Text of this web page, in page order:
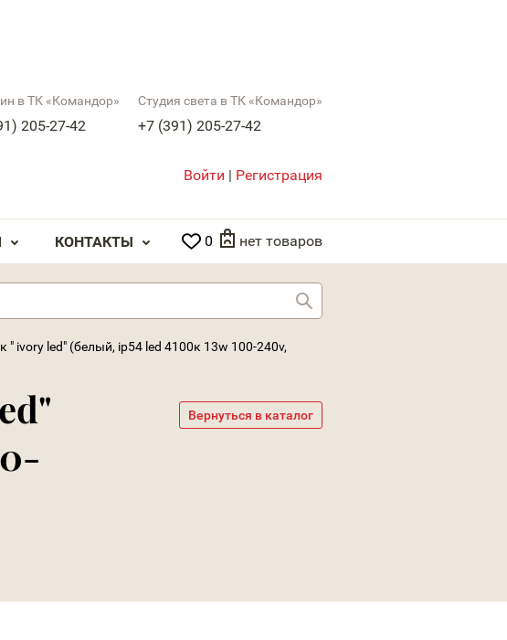
в ТК «Командор»
205-27-42
Студия света в ТК «Командор»
+7 (391) 205-27-42
Войти | Регистрация
КОНТАКТЫ 0 нет товаров
" ivory led" (белый, ip54 led 4100к 13w 100-240v,
Вернуться в каталог